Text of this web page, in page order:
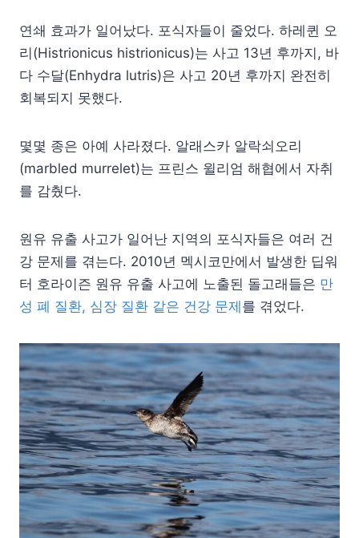
연쇄 효과가 일어났다. 포식자들이 줄었다. 하레퀸 오
리(Histrionicus histrionicus)는 사고 13년 후까지, 바
다 수달(Enhydra lutris)은 사고 20년 후까지 완전히
회복되지 못했다.
몇몇 종은 아예 사라졌다. 알래스카 알락쇠오리
(marbled murrelet)는 프린스 윌리엄 해협에서 자취
를 감췄다.
원유 유출 사고가 일어난 지역의 포식자들은 여러 건
강 문제를 겪는다. 2010년 멕시코만에서 발생한 딥워
터 호라이즌 원유 유출 사고에 노출된 돌고래들은 만
성 폐 질환, 심장 질환 같은 건강 문제를 겪었다.